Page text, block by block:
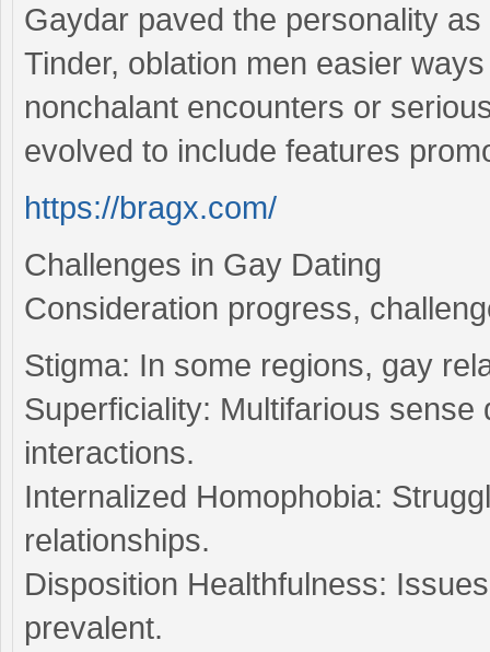
Gaydar paved the personality
Tinder, oblation men easier
nonchalant encounters or
evolved to include features
https://bragx.com/
Challenges in Gay Dating
Consideration progress,
Stigma: In some regions, gay
Superficiality: Multifarious
interactions.
Internalized Homophobia:
relationships.
Disposition Healthfulness:
prevalent.